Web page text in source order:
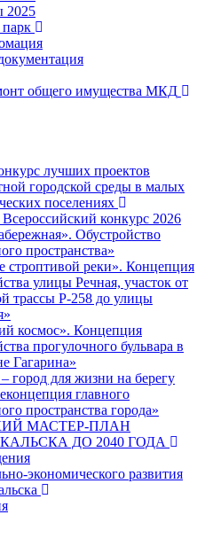
2025
общего имущества МКД
лучших проектов
городской среды в малых
поселениях
Всероссийский конкурс 2026
Обустройство
пространства»
строптивой реки». Концепция
улицы Речная, участок от
трассы Р-258 до улицы
космос». Концепция
прогулочного бульвара в
Гагарина»
город для жизни на берегу
главного
пространства города»
МАСТЕР-ПЛАН
ДО 2040 ГОДА
экономического развития